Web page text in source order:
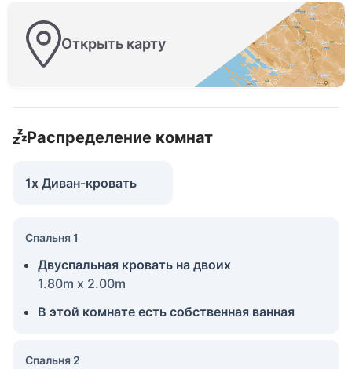
Открыть карту
Распределение комнат
1x Диван-кровать
Спальня 1
Двуспальная кровать на двоих
1.80m x 2.00m
В этой комнате есть собственная ванная
Спальня 2